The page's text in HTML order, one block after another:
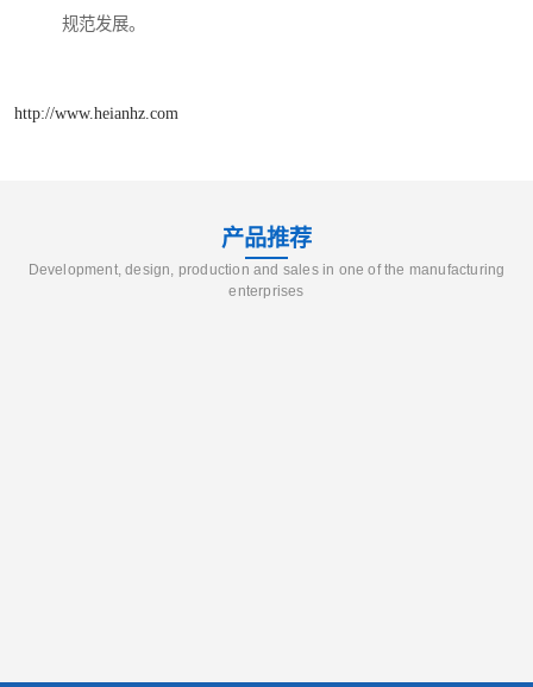
规范发展。
http://www.heianhz.com
产品推荐
Development, design, production and sales in one of the manufacturing
enterprises